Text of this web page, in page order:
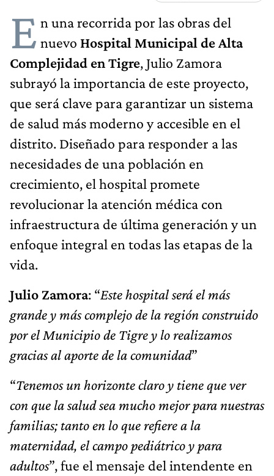
E n una recorrida por las obras del
nuevo Hospital Municipal de Alta
Complejidad en Tigre, Julio Zamora
subrayó la importancia de este proyecto,
que será clave para garantizar un sistema
de salud más moderno y accesible en el
distrito. Diseñado para responder a las
necesidades de una población en
crecimiento, el hospital promete
revolucionar la atención médica con
infraestructura de última generación y un
enfoque integral en todas las etapas de la
vida.
Julio Zamora: “Este hospital será el más
grande y más complejo de la región construido
por el Municipio de Tigre y lo realizamos
gracias al aporte de la comunidad”
“Tenemos un horizonte claro y tiene que ver
con que la salud sea mucho mejor para nuestras
familias; tanto en lo que refiere a la
maternidad, el campo pediátrico y para
adultos”, fue el mensaje del intendente en